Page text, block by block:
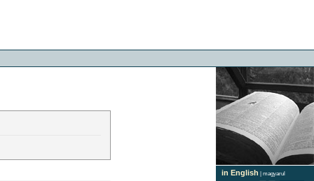
in English | magyarul